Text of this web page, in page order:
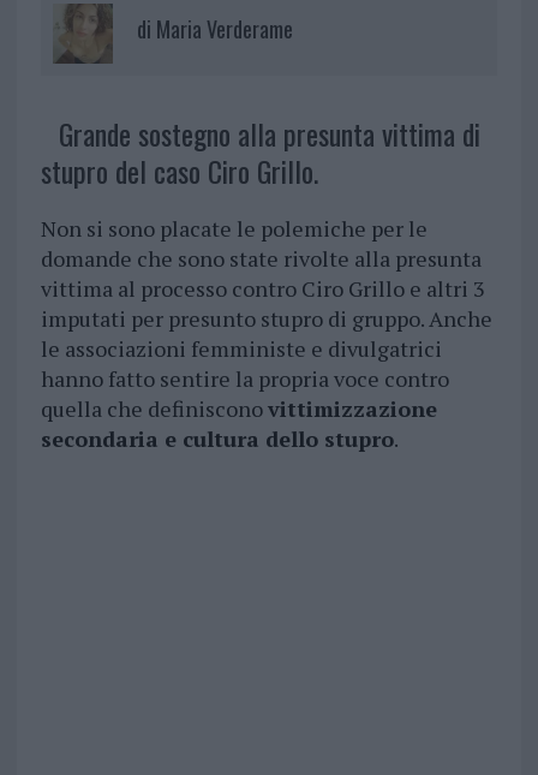
di Maria Verderame
Grande sostegno alla presunta vittima di
stupro del caso Ciro Grillo.
Non si sono placate le polemiche per le
domande che sono state rivolte alla presunta
vittima al processo contro Ciro Grillo e altri 3
imputati per presunto stupro di gruppo. Anche
le associazioni femministe e divulgatrici
hanno fatto sentire la propria voce contro
quella che definisconovittimizzazione
secondaria e cultura dello stupro.